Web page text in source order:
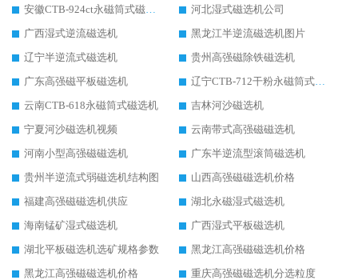
安徽CTB-924ct永磁筒式磁选机
河北湿式磁选机公司
广西湿式逆流磁选机
黑龙江半逆流磁选机图片
辽宁半逆流式磁选机
贵州高强磁除铁磁选机
广东高强磁平板磁选机
辽宁CTB-712干粉永磁筒式磁选机
云南CTB-618永磁筒式磁选机
吉林河沙磁选机
宁夏河沙磁选机视频
云南带式高强磁磁选机
河南小型高强磁磁选机
广东半逆流型滚筒磁选机
贵州半逆流式弱磁选机结构图
山西高强磁磁选机价格
福建高强磁磁选机供应
湖北永磁湿式磁选机
海南锰矿湿式磁选机
广西湿式平板磁选机
湖北平板磁选机选矿规格参数
黑龙江高强磁磁选机价格
黑龙江高强磁磁选机价格
重庆高强磁磁选机分选粒度